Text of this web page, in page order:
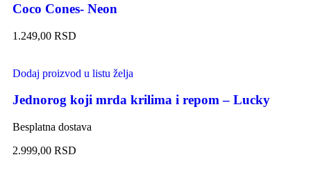
Coco Cones- Neon
1.249,00 RSD
Dodaj proizvod u listu želja
Jednorog koji mrda krilima i repom – Lucky
Besplatna dostava
2.999,00 RSD